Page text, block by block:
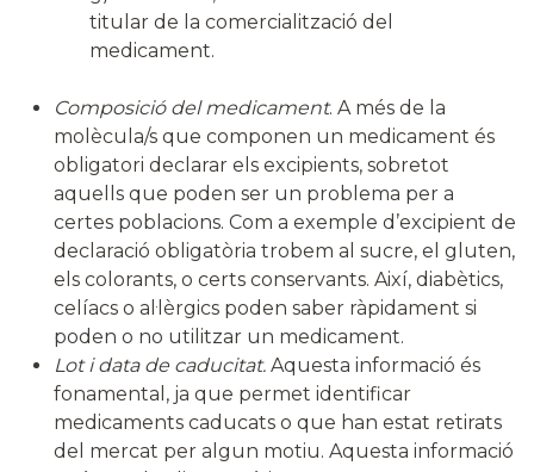
titular de la comercialització del
medicament.
Composició del medicament. A més de la
molècula/s que componen un medicament és
obligatori declarar els excipients, sobretot
aquells que poden ser un problema per a
certes poblacions. Com a exemple d’excipient de
declaració obligatòria trobem al sucre, el gluten,
els colorants, o certs conservants. Així, diabètics,
celíacs o al·lèrgics poden saber ràpidament si
poden o no utilitzar un medicament.
Lot i data de caducitat. Aquesta informació és
fonamental, ja que permet identificar
medicaments caducats o que han estat retirats
del mercat per algun motiu. Aquesta informació